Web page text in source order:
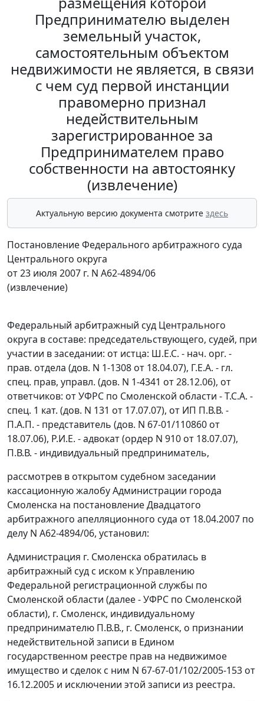
Предпринимателю выделен
земельный участок,
самостоятельным объектом
недвижимости не является, в связи
с чем суд первой инстанции
правомерно признал
недействительным
зарегистрированное за
Предпринимателем право
собственности на автостоянку
(извлечение)
Актуальную версию документа смотрите здесь
Постановление Федерального арбитражного суда
Центрального округа
от 23 июля 2007 г. N А62-4894/06
(извлечение)
Федеральный арбитражный суд Центрального
округа в составе: председательствующего, судей, при
участии в заседании: от истца: Ш.Е.С. - нач. орг. -
прав. отдела (дов. N 1-1308 от 18.04.07), Г.Е.А. - гл.
спец. прав, управл. (дов. N 1-4341 от 28.12.06), от
ответчиков: от УФРС по Смоленской области - Т.С.А. -
спец. 1 кат. (дов. N 131 от 17.07.07), от ИП П.В.В. -
П.А.П. - представитель (дов. N 67-01/110860 от
18.07.06), Р.И.Е. - адвокат (ордер N 910 от 18.07.07),
П.В.В. - индивидуальный предприниматель,
рассмотрев в открытом судебном заседании
кассационную жалобу Администрации города
Смоленска на постановление Двадцатого
арбитражного апелляционного суда от 18.04.2007 по
делу N А62-4894/06, установил:
Администрация г. Смоленска обратилась в
арбитражный суд с иском к Управлению
Федеральной регистрационной службы по
Смоленской области (далее - УФРС по Смоленской
области), г. Смоленск, индивидуальному
предпринимателю П.В.В., г. Смоленск, о признании
недействительной записи в Едином
государственном реестре прав на недвижимое
имущество и сделок с ним N 67-67-01/102/2005-153 от
16.12.2005 и исключении этой записи из реестра.